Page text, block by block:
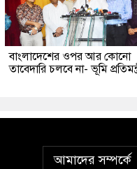
বাংলাদেশের ওপর আর কোনো
তাবেদারি চলবে না- ভূমি
আমাদের সম্পর্কে